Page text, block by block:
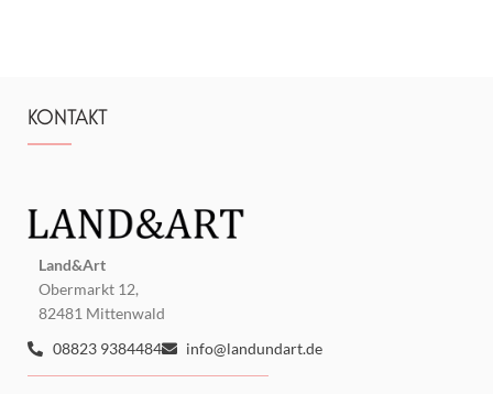
KONTAKT
Land&Art
Obermarkt 12,
82481 Mittenwald
08823 9384484
info@landundart.de